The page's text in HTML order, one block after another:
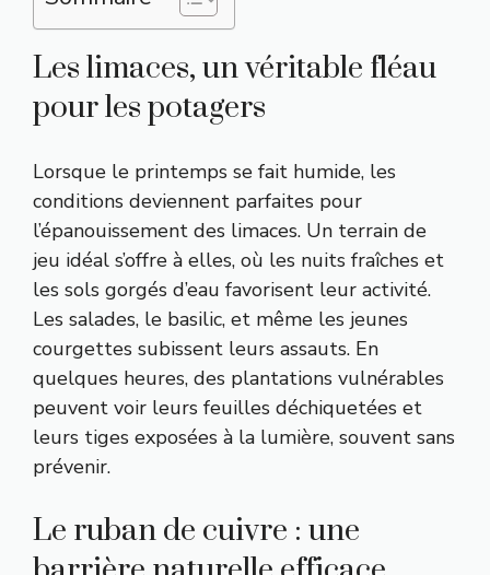
Les limaces, un véritable fléau
pour les potagers
Lorsque le printemps se fait humide, les
conditions deviennent parfaites pour
l’épanouissement des limaces. Un terrain de
jeu idéal s’offre à elles, où les nuits fraîches et
les sols gorgés d’eau favorisent leur activité.
Les salades, le basilic, et même les jeunes
courgettes subissent leurs assauts. En
quelques heures, des plantations vulnérables
peuvent voir leurs feuilles déchiquetées et
leurs tiges exposées à la lumière, souvent sans
prévenir.
Le ruban de cuivre : une